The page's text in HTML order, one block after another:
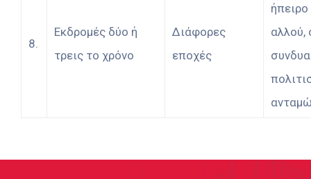
8.
Εκδρομές δύο ή
τρεις το χρόνο
Διάφορες
εποχές
ήπειρο
αλλού,